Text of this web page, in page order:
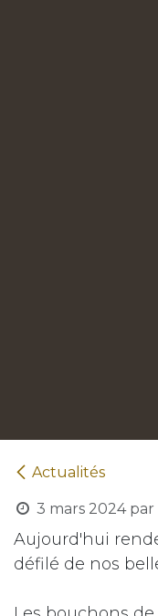
Actualités
3 mars 2024 par
Aujourd'hui
défilé de nos